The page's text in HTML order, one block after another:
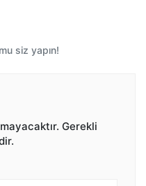
siz yapın!
Gerekli